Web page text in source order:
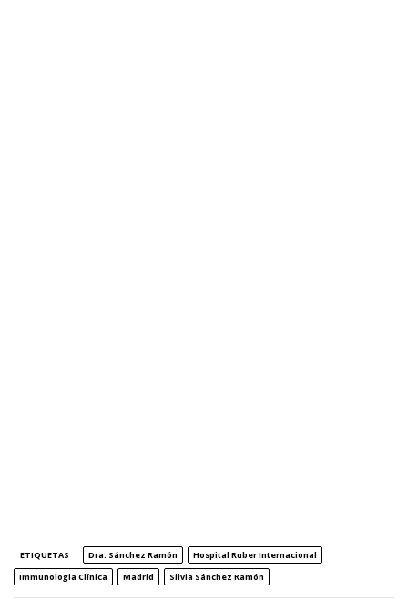
ETIQUETAS Dra. Sánchez Ramón
Hospital Ruber Internacional
Immunologia Clínica
Madrid Silvia Sánchez Ramón